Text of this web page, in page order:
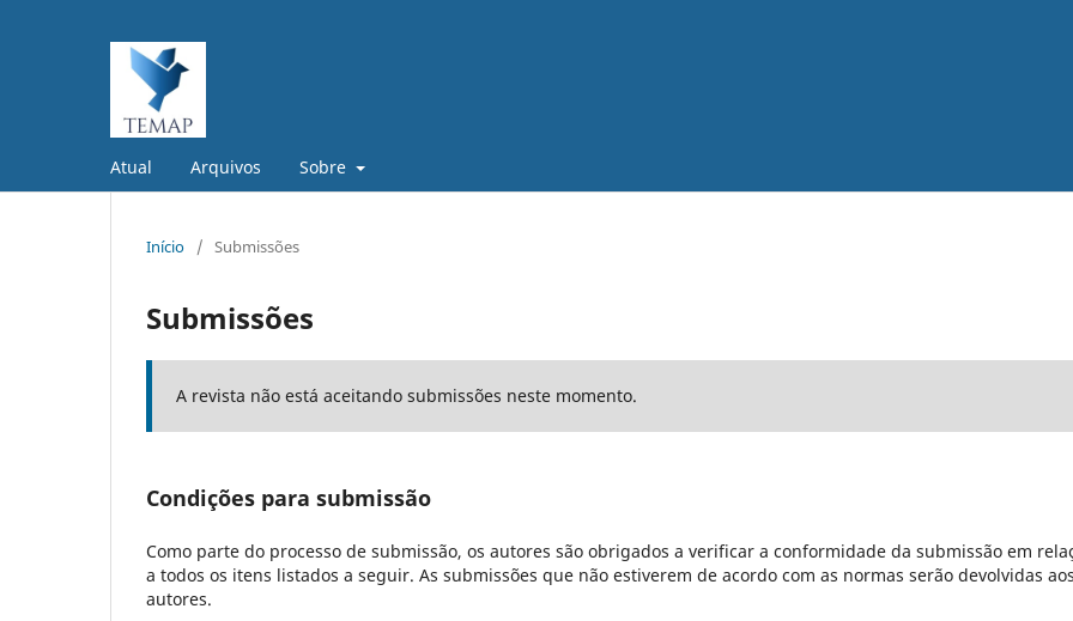
Atual Arquivos Sobre
Início / Submissões
Submissões
A revista não está aceitando submissões neste momento.
Condições para submissão
Como parte do processo de submissão, os autores são obrigados a verificar a conformidade da submissão em
a todos os itens listados a seguir. As submissões que não estiverem de acordo com as normas serão devolvidas aos
autores.